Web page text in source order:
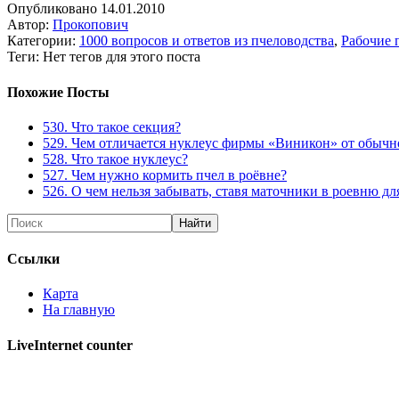
Опубликовано 14.01.2010
Автор: Прокопович
Категории: 1000 вопросов и ответов из пчеловодства, Рабочие
Теги: Нет тегов для этого поста
Похожие Посты
530. Что такое секция?
529. Чем отличается нуклеус фирмы «Виникон» от
528. Что такое нуклеус?
527. Чем нужно кормить пчел в роёвне?
526. О чем нельзя забывать, ставя маточники в роевню
Ссылки
Карта
На главную
LiveInternet counter